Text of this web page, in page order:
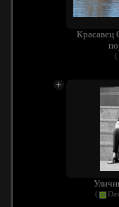
Красавец
(
(